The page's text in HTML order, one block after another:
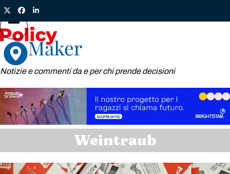
Skip
to
content
TwitterFacebook
LinkedIn
Notizie e commenti da e per chi prende decisioni
Open
mobile
menu
Close
mobile
menu
Weintraub